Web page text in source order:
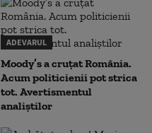
ADEVARUL
Moody’s a cruțat România.
Acum politicienii pot strica
tot. Avertismentul
analiștilor